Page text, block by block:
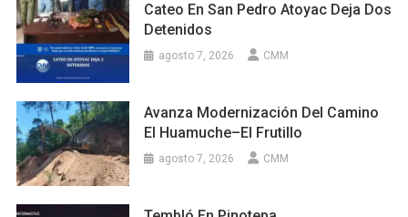
Cateo En San Pedro Atoyac Deja Dos
Detenidos
agosto 7, 2026 CMM
Avanza Modernización Del Camino
El Huamuche–El Frutillo
agosto 7, 2026 CMM